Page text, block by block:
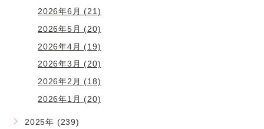
2026年6月 (21)
2026年5月 (20)
2026年4月 (19)
2026年3月 (20)
2026年2月 (18)
2026年1月 (20)
2025年 (239)